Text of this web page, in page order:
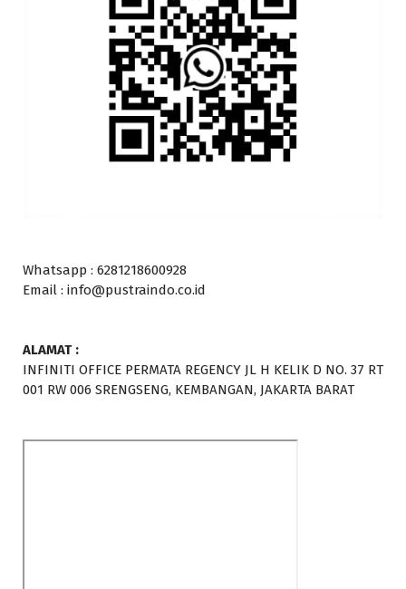
Whatsapp : 6281218600928
Email : info@pustraindo.co.id
ALAMAT :
INFINITI OFFICE PERMATA REGENCY JL H KELIK D NO. 37 RT
001 RW 006 SRENGSENG, KEMBANGAN, JAKARTA BARAT